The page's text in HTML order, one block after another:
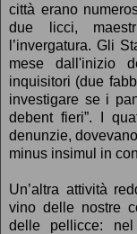
città erano
due licci,
l’invergatura. Gli
mese dall'inizio
inquisitori (due
investigare se i
debent fieri”. I
denunzie,
minus insimul in
Un’altra attività
vino delle nostre
delle pellicce: